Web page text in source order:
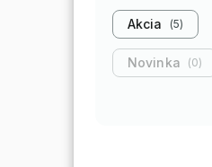
Akcia 5
Novinka 0